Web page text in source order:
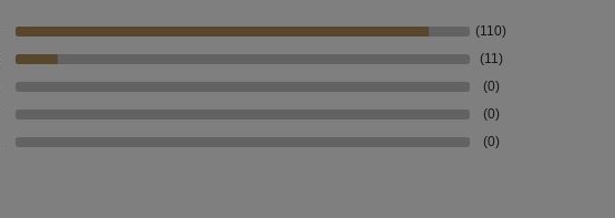
(110)
(11)
(0)
(0)
(0)